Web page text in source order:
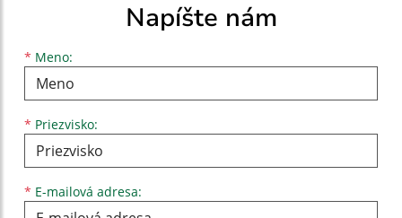
Napíšte nám
* Meno:
Meno
* Priezvisko:
Priezvisko
* E-mailová adresa:
E-mailová adresa